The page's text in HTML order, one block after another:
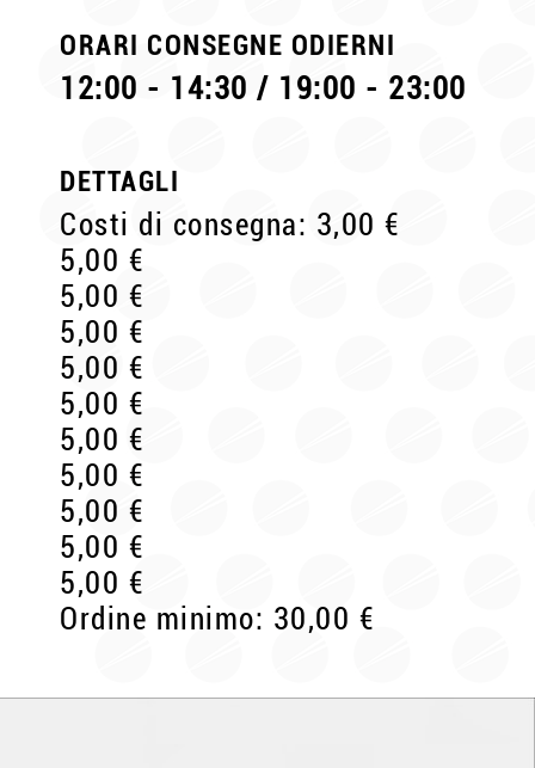
ORARI CONSEGNE ODIERNI
12:00 - 14:30 / 19:00 - 23:00
DETTAGLI
Costi di consegna: 3,00 €
5,00 €
5,00 €
5,00 €
5,00 €
5,00 €
5,00 €
5,00 €
5,00 €
5,00 €
5,00 €
Ordine minimo: 30,00 €